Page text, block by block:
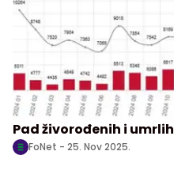
Pad živorođenih i umrlih
FoNet - 25. Nov 2025.